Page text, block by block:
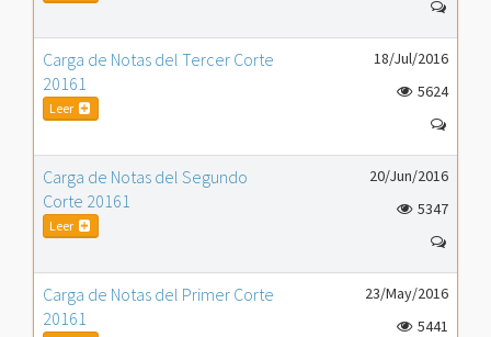
Carga de Notas del Tercer Corte
20161
Leer
18/Jul/2016
5624
Carga de Notas del Segundo
Corte 20161
Leer
20/Jun/2016
5347
Carga de Notas del Primer Corte
20161
23/May/2016
5441